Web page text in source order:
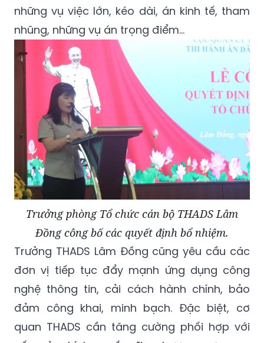
những vụ việc lớn, kéo dài, án kinh tế, tham
nhũng, những vụ án trọng điểm…
Trưởng phòng Tổ chức cán bộ THADS Lâm
Đồng công bố các quyết định bổ nhiệm.
Trưởng THADS Lâm Đồng cũng yêu cầu các
đơn vị tiếp tục đẩy mạnh ứng dụng công
nghệ thông tin, cải cách hành chính, bảo
đảm công khai, minh bạch. Đặc biệt, cơ
quan THADS cần tăng cường phối hợp với